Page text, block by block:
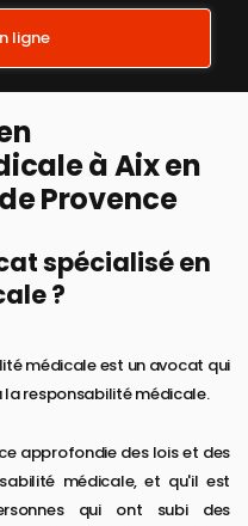
ligne
à Aix en
Provence
spécialisé en
?
médicale est un avocat qui
la responsabilité médicale.
approfondie des lois et des
médicale, et qu'il est
qui ont subi des